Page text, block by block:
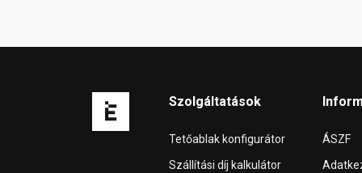
Szolgáltatások
Tetőablak konfigurátor
Szállítási díj kalkulátor
ÁSZF